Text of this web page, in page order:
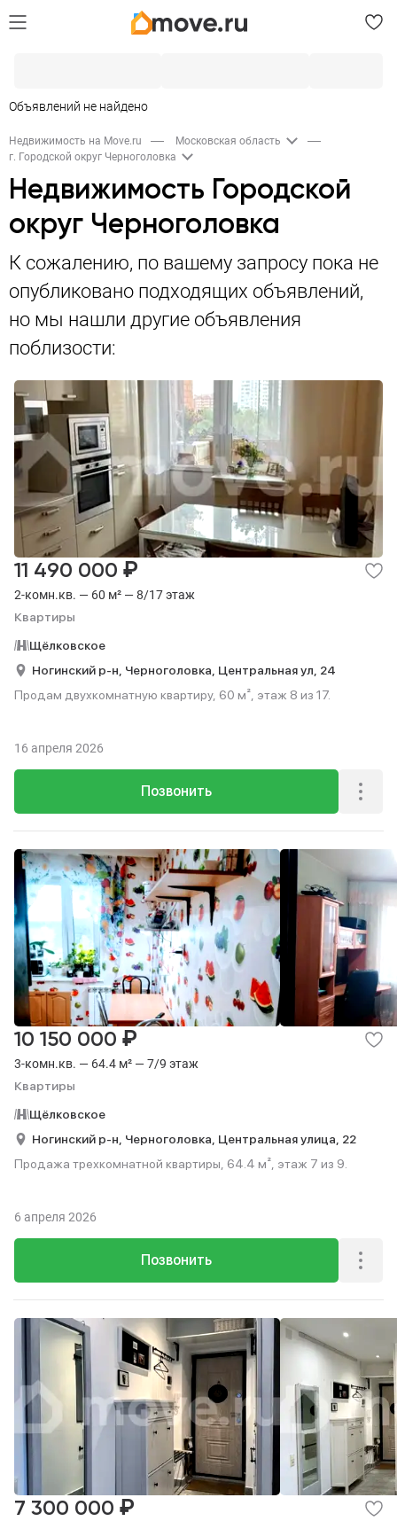
Объявлений не найдено
Недвижимость на Move.ru
Московская область
г. Городской округ Черноголовка
Недвижимость Городской
округ Черноголовка
К сожалению, по вашему запросу пока не
опубликовано подходящих объявлений,
но мы нашли другие объявления
поблизости:
2-комн.кв. — 60 м² — 8/17 этаж
Квартиры
11 490 000 ₽
Щёлковское
Ногинский р-н, Черноголовка, Центральная ул, 24
Продам двухкомнатную квартиру, 60 м², этаж 8 из 17.
Позвонить
16 апреля 2026
3-комн.кв. — 64.4 м² — 7/9 этаж
Квартиры
10 150 000 ₽
Щёлковское
Ногинский р-н, Черноголовка, Центральная улица, 22
Продажа трехкомнатной квартиры, 64.4 м², этаж 7 из 9.
Позвонить
6 апреля 2026
7 300 000 ₽